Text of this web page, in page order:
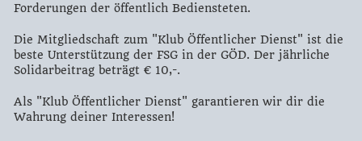
Forderungen der öffentlich Bediensteten.
Die Mitgliedschaft zum "Klub Öffentlicher Dienst" ist die
beste Unterstützung der FSG in der GÖD. Der jährliche
Solidarbeitrag beträgt € 10,-.
Als "Klub Öffentlicher Dienst" garantieren wir dir die
Wahrung deiner Interessen!